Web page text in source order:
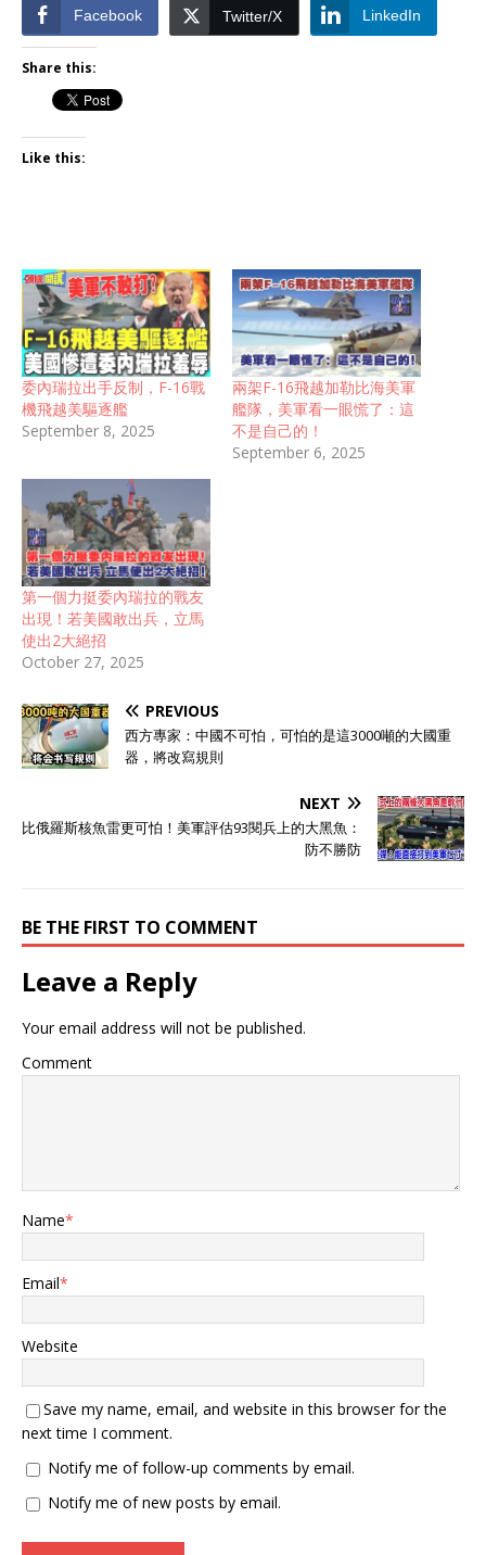
Facebook Twitter/X LinkedIn
Share this:
Like this:
委內瑞拉出手反制，F-16戰
機飛越美驅逐艦
September 8, 2025
兩架F-16飛越加勒比海美軍
艦隊，美軍看一眼慌了：這
不是自己的！
September 6, 2025
第一個力挺委內瑞拉的戰友
出現！若美國敢出兵，立馬
使出2大絕招
October 27, 2025
PREVIOUS
西方專家：中國不可怕，可怕的是這3000噸的大國重
器，將改寫規則
NEXT
比俄羅斯核魚雷更可怕！美軍評估93閱兵上的大黑魚：
防不勝防
BE THE FIRST TO COMMENT
Leave a Reply
Your email address will not be published.
Comment
Name*
Email*
Website
Save my name, email, and website in this browser for the
next time I comment.
Notify me of follow-up comments by email.
Notify me of new posts by email.